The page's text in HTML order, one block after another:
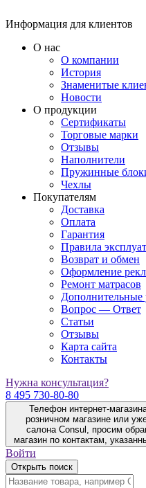
Информация для клиентов
О нас
О компании
История
Знаменитые
Новости
О продукции
Сертификаты
Торговые марки
Отзывы
Наполнители
Пружинные
Чехлы
Покупателям
Доставка
Оплата
Гарантия
Правила
Возврат и обмен
Оформление
Ремонт матрасов
Дополнительные
Вопрос — Ответ
Статьи
Отзывы
Карта сайта
Контакты
Нужна консультация?
8 495 730-80-80
Телефон интернет-
розничном магазине или
салона Consul, просим
магазин по контактам,
Войти
Открыть поиск